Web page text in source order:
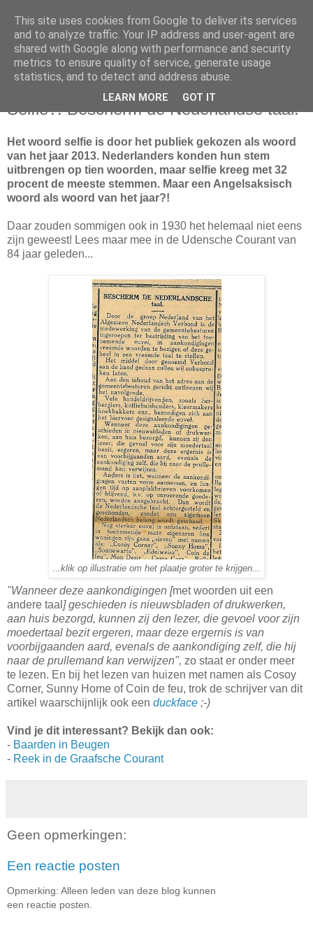
vrijdag 20 december 2013
Selfie?! Bescherm de Nederlandse taal!
Het woord selfie is door het publiek gekozen als woord
van het jaar 2013. Nederlanders konden hun stem
uitbrengen op tien woorden, maar selfie kreeg met 32
procent de meeste stemmen. Maar een Angelsaksisch
woord als woord van het jaar?!
Daar zouden sommigen ook in 1930 het helemaal niet eens
zijn geweest! Lees maar mee in de Udensche Courant van
84 jaar geleden...
...klik op illustratie om het plaatje groter te krijgen...
"Wanneer deze aankondigingen [met woorden uit een
andere taal ] geschieden is nieuwsbladen of drukwerken,
aan huis bezorgd, kunnen zij den lezer, die gevoel voor zijn
moedertaal bezit ergeren, maar deze ergernis is van
voorbijgaanden aard, evenals de aankondiging zelf, die hij
naar de prullemand kan verwijzen", zo staat er onder meer
te lezen. En bij het lezen van huizen met namen als Cosoy
Corner, Sunny Home of Coin de feu, trok de schrijver van dit
artikel waarschijnlijk ook een duckface ;-)
Vind je dit interessant? Bekijk dan ook:
- Baarden in Beugen
- Reek in de Graafsche Courant
Geen opmerkingen:
Een reactie posten
Opmerking: Alleen leden van deze blog kunnen
een reactie posten.
This site uses cookies from Google to deliver its services
and to analyze traffic. Your IP address and user-agent are
shared with Google along with performance and security
metrics to ensure quality of service, generate usage
statistics, and to detect and address abuse.
LEARN MORE GOT IT